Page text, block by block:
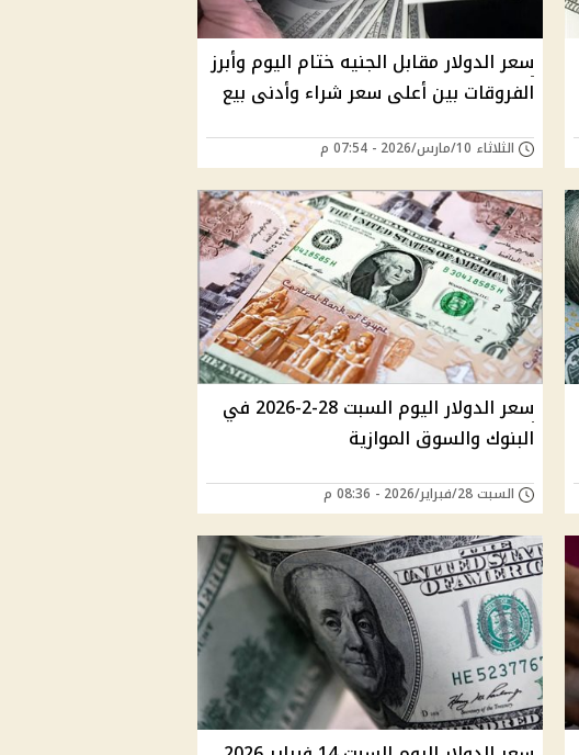
سعر الدولار مقابل الجنيه ختام اليوم وأبرز
الفروقات بين أعلى سعر شراء وأدنى بيع
الثلاثاء 10/مارس/2026 - 07:54 م
سعر الدولار اليوم السبت 28-2-2026 في
البنوك والسوق الموازية
السبت 28/فبراير/2026 - 08:36 م